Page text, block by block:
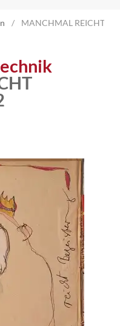
MANCHMAL REICHT